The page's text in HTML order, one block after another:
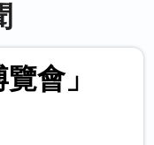
覽會」